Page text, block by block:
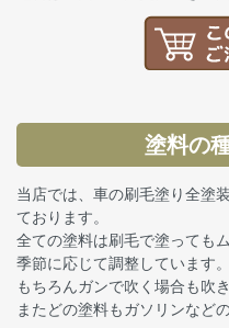
塗料の
当店では、車の刷毛塗り全塗
ております。
全ての塗料は刷毛で塗っても
季節に応じて調整しています。
もちろんガンで吹く場合も吹
またどの塗料もガソリンなど